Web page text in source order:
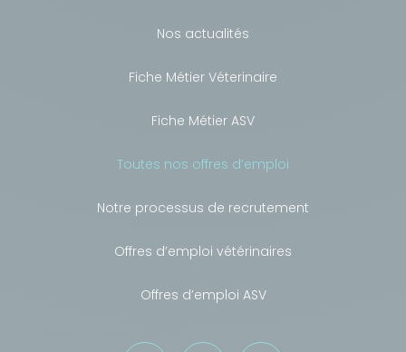
Nos actualités
Fiche Métier Véterinaire
Fiche Métier ASV
Toutes nos offres d’emploi
Notre processus de recrutement
Offres d’emploi vétérinaires
Offres d’emploi ASV